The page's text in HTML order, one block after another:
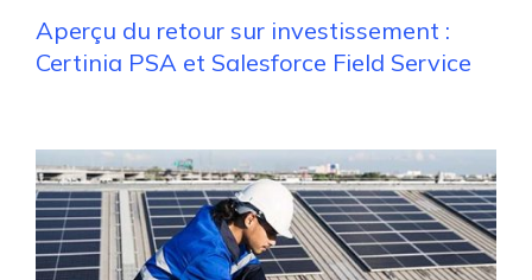
Aperçu du retour sur investissement :
Certinia PSA et Salesforce Field Service